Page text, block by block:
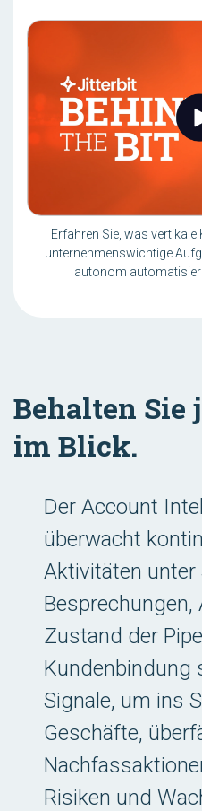
Erfahren Sie, was vertikale
unternehmenswichtige
autonom
Behalten Sie
im Blick.
Der Account
überwacht
Aktivitäten unter
Besprechungen,
Zustand der
Kundenbindung
Signale, um ins
Geschäfte,
Risiken und